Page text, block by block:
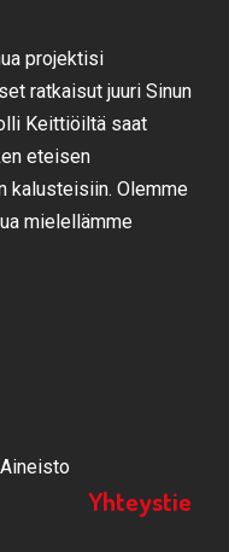
projektisi
ratkaisut juuri Sinun
Keittiöiltä saat
eteisen
kalusteisiin. Olemme
mielellämme
Aineisto
Yhteystie